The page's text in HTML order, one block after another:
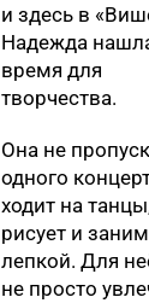
и здесь в
Надежда
время для
творчества.
Она не
одного
ходит на
рисует и
лепкой. Для
не просто